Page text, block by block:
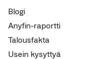
Blogi
Anyfin-raportti
Talousfakta
Usein kysyttyä